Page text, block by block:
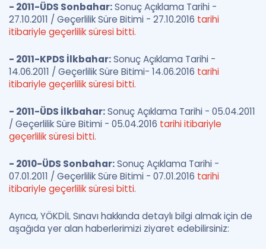
- 2011-ÜDS Sonbahar:Sonuç Açıklama Tarihi -
27.10.2011 / Geçerlilik Süre Bitimi - 27.10.2016 tarihi
itibariyle geçerlilik süresi bitti.
- 2011-KPDS İlkbahar:Sonuç Açıklama Tarihi -
14.06.2011 / Geçerlilik Süre Bitimi- 14.06.2016 tarihi
itibariyle geçerlilik süresi bitti.
- 2011-ÜDS İlkbahar:Sonuç Açıklama Tarihi - 05.04.2011
/ Geçerlilik Süre Bitimi - 05.04.2016 tarihi itibariyle
geçerlilik süresi bitti.
- 2010-ÜDS Sonbahar:Sonuç Açıklama Tarihi -
07.01.2011 / Geçerlilik Süre Bitimi - 07.01.2016 tarihi
itibariyle geçerlilik süresi bitti.
Ayrıca, YÖKDİL Sınavı hakkında detaylı bilgi almak için de
aşağıda yer alan haberlerimizi ziyaret edebilirsiniz: